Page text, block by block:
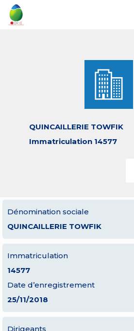
QUINCAILLERIE TOWFIK
Immatriculation 14577
Dénomination sociale
QUINCAILLERIE TOWFIK
Immatriculation
14577
Date d’enregistrement
25/11/2018
Dirigeants